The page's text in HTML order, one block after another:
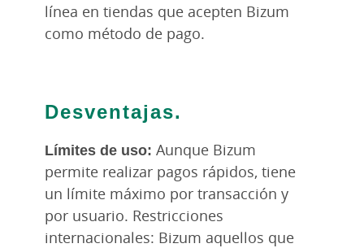
línea en tiendas que acepten Bizum
como método de pago.
Desventajas.
Límites de uso: Aunque Bizum
permite realizar pagos rápidos, tiene
un límite máximo por transacción y
por usuario. Restricciones
internacionales: Bizum aquellos que